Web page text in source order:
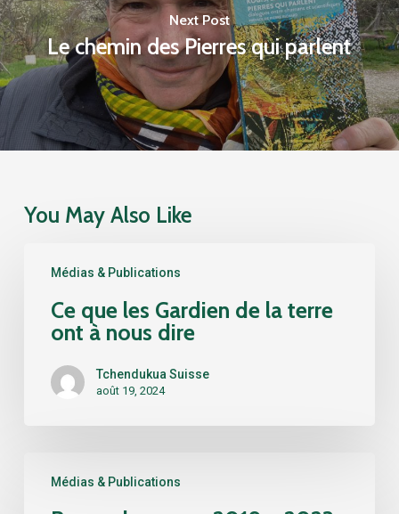
Next Post
Le chemin des Pierres qui parlent
You May Also Like
Médias & Publications
Gardien
terre
Ce que les Gardien de la terre
ont à nous dire
Tchendukua Suisse
août 19, 2024
Médias & Publications